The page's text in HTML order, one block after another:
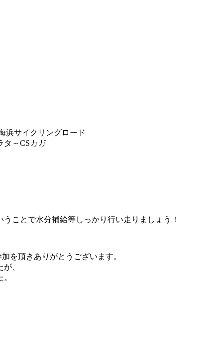
浜サイクリングロード
タ～CSカガ
ことで水分補給等しっかり行い走りましょう！
を頂きありがとうございます。
、